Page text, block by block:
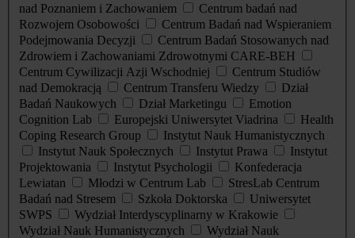
nad Poznaniem i Zachowaniem
Centrum badań nad
Rozwojem Osobowości
Centrum Badań nad Wspieraniem
Podejmowania Decyzji
Centrum Badań Stosowanych nad
Zdrowiem i Zachowaniami Zdrowotnymi CARE-BEH
Centrum Cywilizacji Azji Wschodniej
Centrum Studiów
nad Demokracją
Centrum Transferu Wiedzy
Dział
Badań Naukowych
Dział Marketingu
Emotion
Cognition Lab
Europejski Uniwersytet Viadrina
Health
Coping Research Group
Instytut Nauk Humanistycznych
Instytut Nauk Społecznych
Instytut Prawa
Instytut
Projektowania
Instytut Psychologii
Konfederacja
Lewiatan
Młodzi w Centrum Lab
StresLab Centrum
Badań nad Stresem
Szkoła Doktorska
Uniwersytet
SWPS
Wydział Interdyscyplinarny w Krakowie
Wydział Nauk Humanistycznych
Wydział Nauk